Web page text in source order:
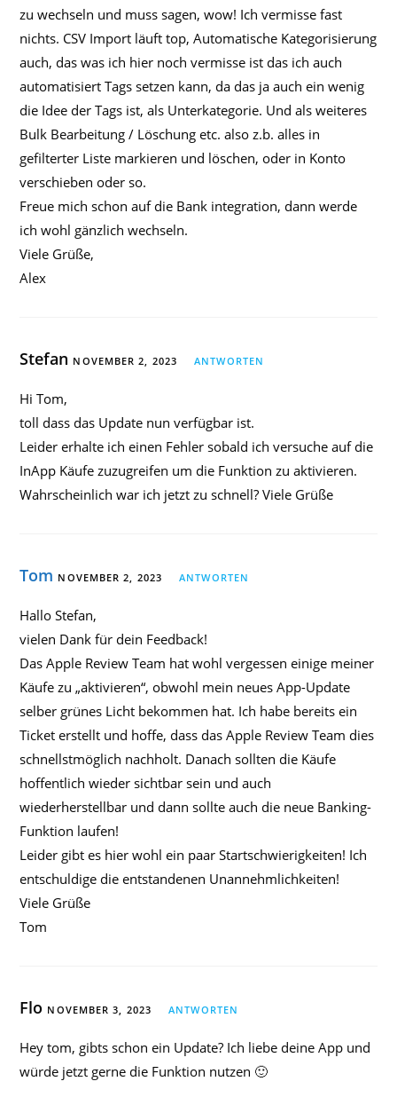
zu wechseln und muss sagen, wow! Ich vermisse fast
nichts. CSV Import läuft top, Automatische Kategorisierung
auch, das was ich hier noch vermisse ist das ich auch
automatisiert Tags setzen kann, da das ja auch ein wenig
die Idee der Tags ist, als Unterkategorie. Und als weiteres
Bulk Bearbeitung / Löschung etc. also z.b. alles in
gefilterter Liste markieren und löschen, oder in Konto
verschieben oder so.
Freue mich schon auf die Bank integration, dann werde
ich wohl gänzlich wechseln.
Viele Grüße,
Alex
Stefan NOVEMBER 2, 2023 ANTWORTEN
Hi Tom,
toll dass das Update nun verfügbar ist.
Leider erhalte ich einen Fehler sobald ich versuche auf die
InApp Käufe zuzugreifen um die Funktion zu aktivieren.
Wahrscheinlich war ich jetzt zu schnell? Viele Grüße
Tom NOVEMBER 2, 2023 ANTWORTEN
Hallo Stefan,
vielen Dank für dein Feedback!
Das Apple Review Team hat wohl vergessen einige meiner
Käufe zu „aktivieren“, obwohl mein neues App-Update
selber grünes Licht bekommen hat. Ich habe bereits ein
Ticket erstellt und hoffe, dass das Apple Review Team dies
schnellstmöglich nachholt. Danach sollten die Käufe
hoffentlich wieder sichtbar sein und auch
wiederherstellbar und dann sollte auch die neue Banking-
Funktion laufen!
Leider gibt es hier wohl ein paar Startschwierigkeiten! Ich
entschuldige die entstandenen Unannehmlichkeiten!
Viele Grüße
Tom
Flo NOVEMBER 3, 2023 ANTWORTEN
Hey tom, gibts schon ein Update? Ich liebe deine App und
würde jetzt gerne die Funktion nutzen 🙂